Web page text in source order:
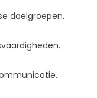
doelgroepen.